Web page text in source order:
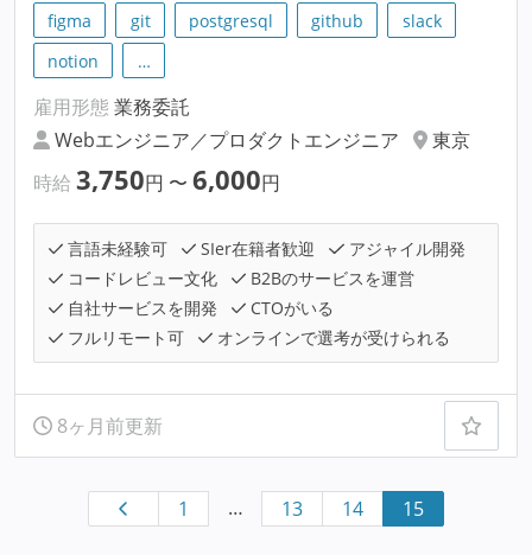
figma git postgresql github
slack
notion
…
雇用形態 業務委託
Webエンジニア／プロダクトエンジニア
東京
時給 3,750円 〜 6,000円
言語未経験可 SIer在籍者歓迎
アジャイル開発
コードレビュー文化
B2Bのサービスを運営
自社サービスを開発
CTOがいる
フルリモート可
オンラインで選考が受けられる
8ヶ月前更新
1 … 13 14 15